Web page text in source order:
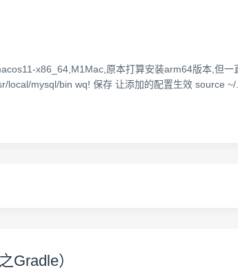
x86_64,M1Mac,原本打算安装arm64版本,但
local/mysql/bin wq! 保存 让添加的配置生效 source
Gradle）